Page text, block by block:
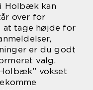
Holbæk kan
over for
at tage højde for
er du godt
valg.
vokset